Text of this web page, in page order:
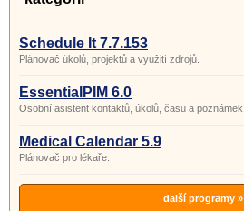
Schedule It 7.7.153
Plánovač úkolů, projektů a využití zdrojů.
EssentialPIM 6.0
Osobní asistent kontaktů, úkolů, času a poznámek.
Medical Calendar 5.9
Plánovač pro lékaře.
další programy »